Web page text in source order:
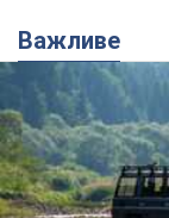
Важливе